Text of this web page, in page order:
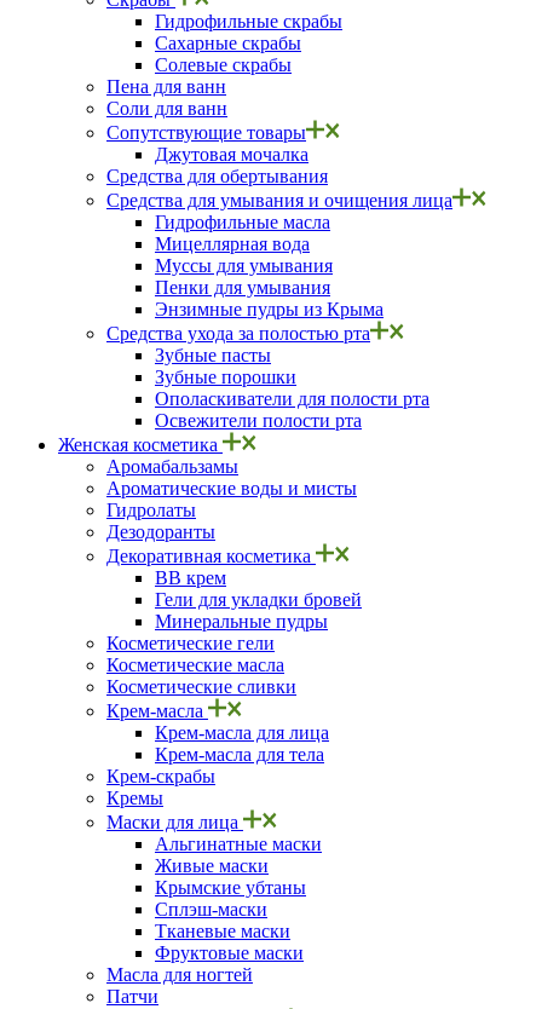
Гидрофильные скрабы
Сахарные скрабы
Солевые скрабы
Пена для ванн
Соли для ванн
Сопутствующие товары
Джутовая мочалка
Средства для обертывания
Средства для умывания и очищения лица
Гидрофильные масла
Мицеллярная вода
Муссы для умывания
Пенки для умывания
Энзимные пудры из Крыма
Средства ухода за полостью рта
Зубные пасты
Зубные порошки
Ополаскиватели для полости рта
Освежители полости рта
Женская косметика
Аромабальзамы
Ароматические воды и мисты
Гидролаты
Дезодоранты
Декоративная косметика
ВВ крем
Гели для укладки бровей
Минеральные пудры
Косметические гели
Косметические масла
Косметические сливки
Крем-масла
Крем-масла для лица
Крем-масла для тела
Крем-скрабы
Кремы
Маски для лица
Альгинатные маски
Живые маски
Крымские убтаны
Сплэш-маски
Тканевые маски
Фруктовые маски
Масла для ногтей
Патчи